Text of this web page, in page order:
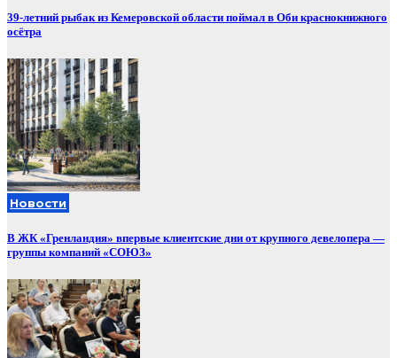
39-летний рыбак из Кемеровской области поймал в Оби краснокнижного
осётра
Новости
В ЖК «Гренландия» впервые клиентские дни от крупного девелопера —
группы компаний «СОЮЗ»